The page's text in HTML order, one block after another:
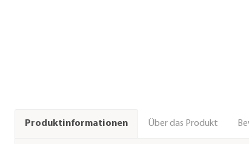
Produktinformationen Über das Produkt